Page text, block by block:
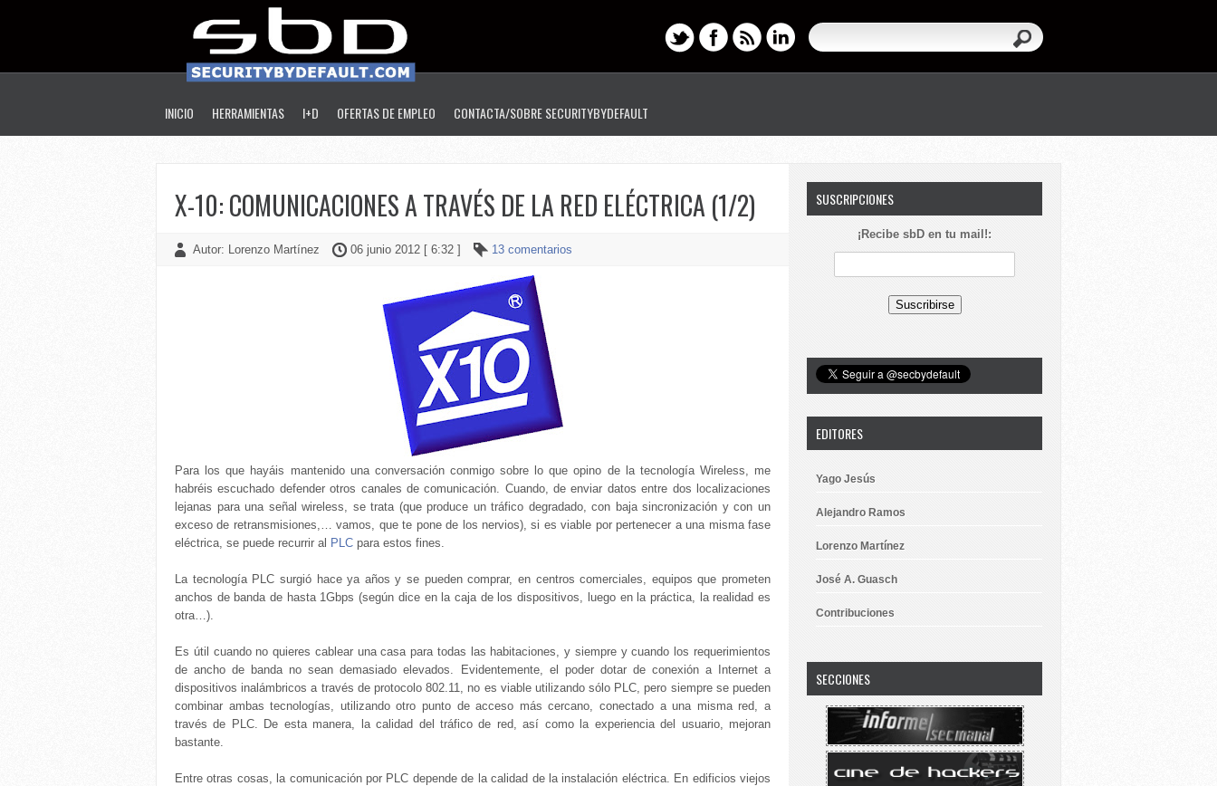
INICIO HERRAMIENTAS I+D OFERTAS DE EMPLEO CONTACTA/SOBRE SECURITYBYDEFAULT
X-10: COMUNICACIONES A TRAVÉS DE LA RED ELÉCTRICA (1/2)
Autor: Lorenzo Martínez 06 junio 2012 [ 6:32 ] 13 comentarios
Para los que hayáis mantenido una conversación conmigo sobre lo que opino de la tecnología Wireless, me
habréis escuchado defender otros canales de comunicación. Cuando, de enviar datos entre dos localizaciones
lejanas para una señal wireless, se trata (que produce un tráfico degradado, con baja sincronización y con un
exceso de retransmisiones,… vamos, que te pone de los nervios), si es viable por pertenecer a una misma fase
eléctrica, se puede recurrir al PLC para estos fines.
La tecnología PLC surgió hace ya años y se pueden comprar, en centros comerciales, equipos que prometen
anchos de banda de hasta 1Gbps (según dice en la caja de los dispositivos, luego en la práctica, la realidad es
otra…).
Es útil cuando no quieres cablear una casa para todas las habitaciones, y siempre y cuando los requerimientos
de ancho de banda no sean demasiado elevados. Evidentemente, el poder dotar de conexión a Internet a
dispositivos inalámbricos a través de protocolo 802.11, no es viable utilizando sólo PLC, pero siempre se pueden
combinar ambas tecnologías, utilizando otro punto de acceso más cercano, conectado a una misma red, a
través de PLC. De esta manera, la calidad del tráfico de red, así como la experiencia del usuario, mejoran
bastante.
Entre otras cosas, la comunicación por PLC depende de la calidad de la instalación eléctrica. En edificios viejos
SUSCRIPCIONES
¡Recibe sbD en tu mail!:
EDITORES
Yago Jesús
Alejandro Ramos
Lorenzo Martínez
José A. Guasch
Contribuciones
SECCIONES